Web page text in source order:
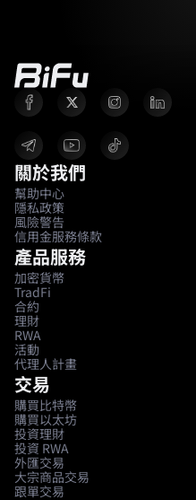
關於我們
幫助中心
隱私政策
風險警告
信用金服務條款
產品服務
加密貨幣
TradFi
合約
理財
RWA
活動
代理人計畫
交易
購買比特幣
購買以太坊
投資理財
投資 RWA
外匯交易
大宗商品交易
跟單交易